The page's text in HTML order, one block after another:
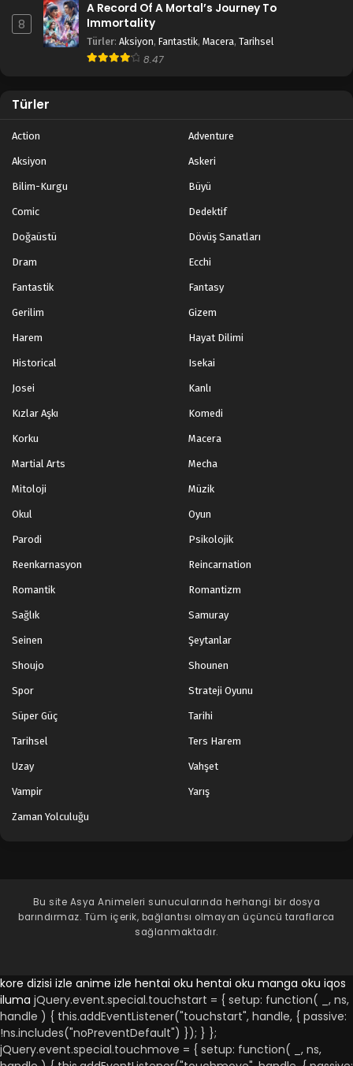
8
A Record Of A Mortal’s Journey To
Immortality
Türler: Aksiyon, Fantastik, Macera, Tarihsel
8.47
Türler
Action Adventure
Aksiyon Askeri
Bilim-Kurgu Büyü
Comic Dedektif
Doğaüstü Dövüş Sanatları
Dram Ecchi
Fantastik Fantasy
Gerilim Gizem
Harem Hayat Dilimi
Historical Isekai
Josei Kanlı
Kızlar Aşkı Komedi
Korku Macera
Martial Arts Mecha
Mitoloji Müzik
Okul Oyun
Parodi Psikolojik
Reenkarnasyon Reincarnation
Romantik Romantizm
Sağlık Samuray
Seinen Şeytanlar
Shoujo Shounen
Spor Strateji Oyunu
Süper Güç Tarihi
Tarihsel Ters Harem
Uzay Vahşet
Vampir Yarış
Zaman Yolculuğu
Bu site Asya Animeleri sunucularında herhangi bir dosya
barındırmaz. Tüm içerik, bağlantısı olmayan üçüncü taraflarca
sağlanmaktadır.
kore dizisi izle anime izle hentai oku hentai oku manga oku iqos
iluma jQuery.event.special.touchstart = { setup: function( _, ns,
handle ) { this.addEventListener("touchstart", handle, { passive:
!ns.includes("noPreventDefault") }); } };
jQuery.event.special.touchmove = { setup: function( _, ns,